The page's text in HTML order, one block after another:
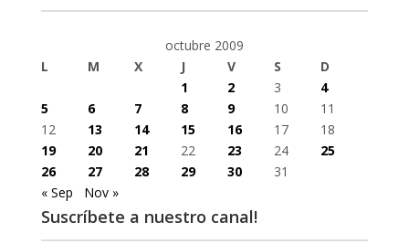
octubre 2009
L
M X J V S
D
1
2 3
4
5
6 7 8 9 10
11
12
13 14 15 16 17
18
19
20 21 22 23 24
25
26
27 28 29 30
31
« Sep
Nov »
Suscríbete a nuestro canal!